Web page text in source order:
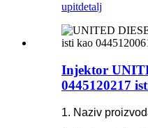
upitdetalj
Injektor
0445120217
1. Naziv